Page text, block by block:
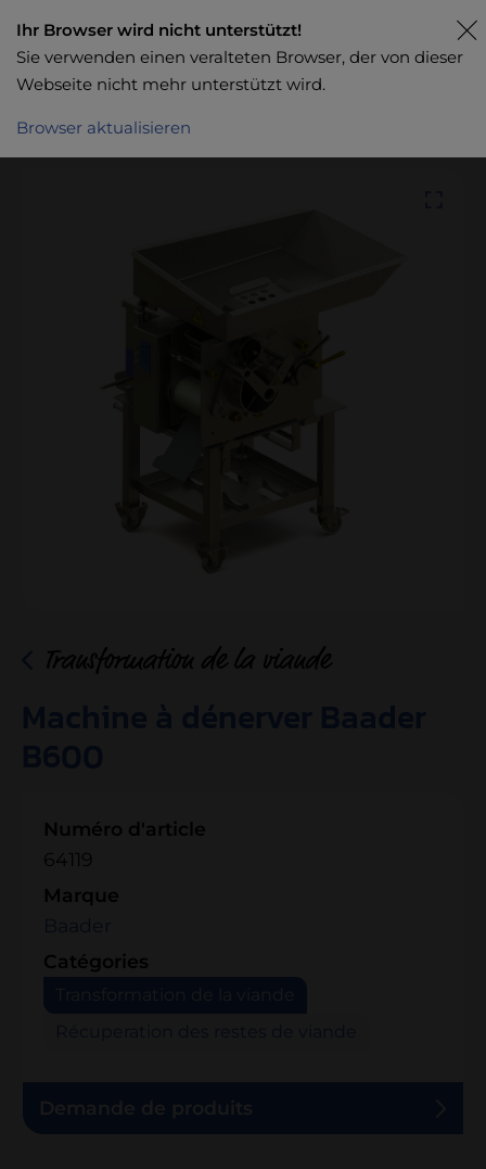
Transformation de la viande
Numéro d'article
64119
Marque
Catégories
Ihr Browser wird nicht unterstützt!
Sie verwenden einen veralteten Browser, der von dieser
Webseite nicht mehr unterstützt wird.
Browser aktualisieren